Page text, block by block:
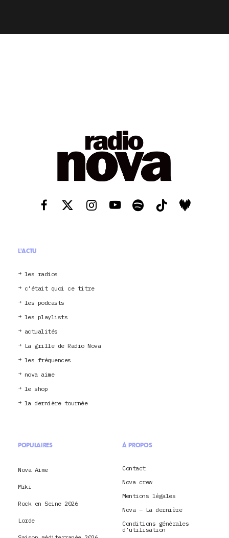
L'ACTU
les radios
c’était quoi ce titre
les podcasts
les playlists
actualités
La grille de Radio Nova
les fréquences
nova aime
le shop
la dernière tournée
POPULAIRES
Nova Aime
Miki
Rock en Seine 2026
Lorde
À PROPOS
Contact
Nova crew
Mentions légales
Nova – La dernière
Conditions générales
d’utilisation